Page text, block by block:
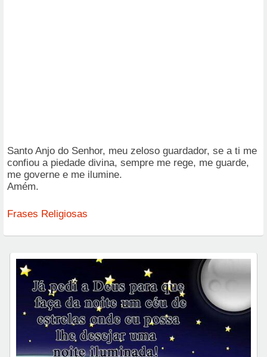
Santo Anjo do Senhor, meu zeloso guardador, se a ti me
confiou a piedade divina, sempre me rege, me guarde,
me governe e me ilumine.
Amém.
Frases Religiosas